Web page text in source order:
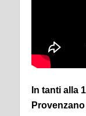
In tanti alla